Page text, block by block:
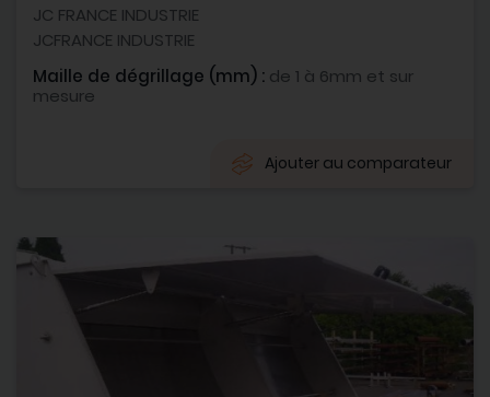
JC FRANCE INDUSTRIE
JCFRANCE INDUSTRIE
Maille de dégrillage (mm) : de 1 à 6mm et sur
mesure
Ajouter au comparateur